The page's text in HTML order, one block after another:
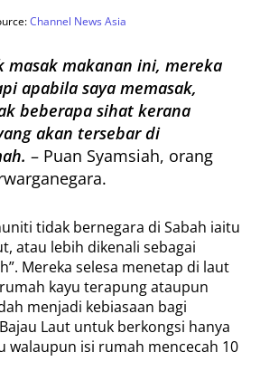
Channel News Asia
masak makanan ini, mereka
apabila saya memasak,
beberapa sihat kerana
akan tersebar di
– Puan Syamsiah, orang
tidak bernegara di Sabah iaitu
atau lebih dikenali sebagai
Mereka selesa menetap di laut
kayu terapung ataupun
menjadi kebiasaan bagi
Laut untuk berkongsi hanya
walaupun isi rumah mencecah 10